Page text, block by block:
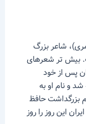
حافظ شیرازی (حدود ۷۲۷-۷۹۲ هجری قمری)، شاعر بزرگ
بیش تر شعرهای
پس از خود
و نام او به
هر ساله در تاریخ ۲۰ مهرماه مراسم بزرگداشت حافظ
این روز را روز